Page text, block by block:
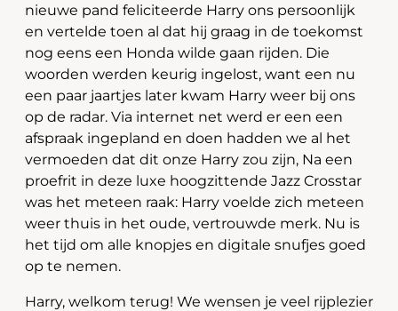
nieuwe pand feliciteerde Harry ons persoonlijk
en vertelde toen al dat hij graag in de toekomst
nog eens een Honda wilde gaan rijden. Die
woorden werden keurig ingelost, want een nu
een paar jaartjes later kwam Harry weer bij ons
op de radar. Via internet net werd er een een
afspraak ingepland en doen hadden we al het
vermoeden dat dit onze Harry zou zijn, Na een
proefrit in deze luxe hoogzittende Jazz Crosstar
was het meteen raak: Harry voelde zich meteen
weer thuis in het oude, vertrouwde merk. Nu is
het tijd om alle knopjes en digitale snufjes goed
op te nemen.
Harry, welkom terug! We wensen je veel rijplezier